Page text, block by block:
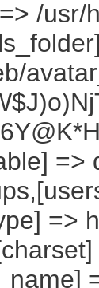
/
=>